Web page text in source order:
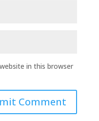
in this browser